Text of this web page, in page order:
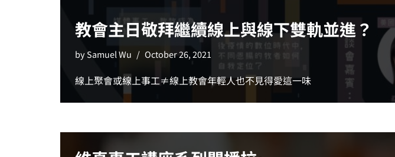
教會主日敬拜繼續線上與線下雙軌並進？
bySamuel Wu October 26, 2021
線上聚會或線上事工≠線上教會年輕人也不見得愛這一味